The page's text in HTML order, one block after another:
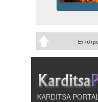
KARDITSA